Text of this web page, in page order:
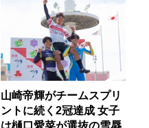
山崎帝輝がチームスプリ
ントに続く2冠達成 女子
は樋口愛菜が選抜の雪辱